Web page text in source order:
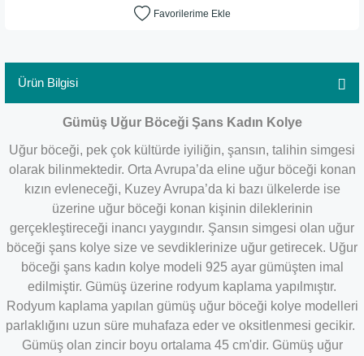
Ürün Bilgisi
Gümüş Uğur Böceği Şans Kadın Kolye
Uğur böceği, pek çok kültürde iyiliğin, şansın, talihin simgesi
olarak bilinmektedir. Orta Avrupa’da eline uğur böceği konan
kızın evleneceği, Kuzey Avrupa’da ki bazı ülkelerde ise
üzerine uğur böceği konan kişinin dileklerinin
gerçekleştireceği inancı yaygındır. Şansın simgesi olan uğur
böceği şans kolye size ve sevdiklerinize uğur getirecek. Uğur
böceği şans kadın kolye modeli 925 ayar gümüşten imal
edilmiştir. Gümüş üzerine rodyum kaplama yapılmıştır.
Rodyum kaplama yapılan gümüş uğur böceği kolye modelleri
parlaklığını uzun süre muhafaza eder ve oksitlenmesi gecikir.
Gümüş olan zincir boyu ortalama 45 cm'dir. Gümüş uğur